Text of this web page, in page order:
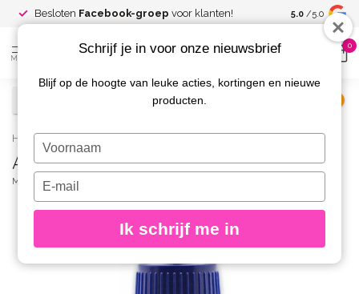
Besloten Facebook-groep voor klanten! Spaar voor
kortingen
5.0 /5.0
MENU
0
Home / AirNails Paint 15 Sky Blue 10 ml.
AirNails Paint 15 Sky Blue 10 ml.
MAGNETIC
Schrijf je in voor onze nieuwsbrief
Blijf op de hoogte van leuke acties, kortingen en nieuwe
producten.
Typ
je
naam
Typ
je
e-
in
Ik schrijf me in